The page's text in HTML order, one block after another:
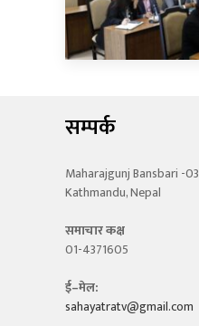
सम्पर्क
Maharajgunj Bansbari -03
Kathmandu, Nepal
समाचार कक्ष
01-4371605
ई–मेल:
sahayatratv@gmail.com